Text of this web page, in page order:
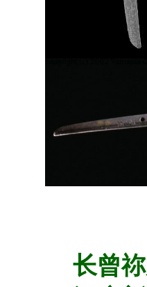
长曾祢